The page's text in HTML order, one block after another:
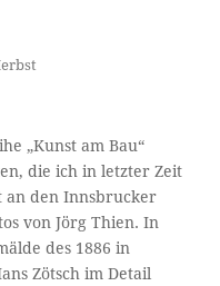
„Kunst am Bau“
die ich in letzter Zeit
an den Innsbrucker
von Jörg Thien. In
des 1886 in
Zötsch im Detail